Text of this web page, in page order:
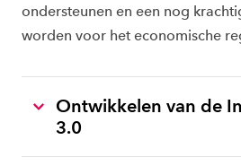
ondersteunen en een nog
worden voor het economische
Ontwikkelen van de
3.0